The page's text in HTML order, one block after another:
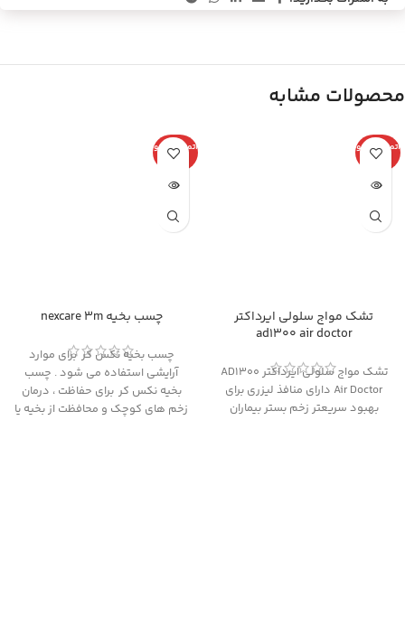
محصولات مشابه
اتمام موجو
دی
تشک مواج سلولی ایرداکتر
ad1300 air doctor
تشک مواج سلولی ایرداکتر AD1300
Air Doctor دارای منافذ لیزری برای
بهبود سریعتر زخم بستر بیماران
اتمام موجو
دی
چسب بخیه nexcare 3m
چسب بخیه نكس كر برای موارد
آرایشی استفاده می شود . چسب
بخیه نكس كر برای حفاظت ، درمان
زخم های کوچک و محافظت از بخیه یا